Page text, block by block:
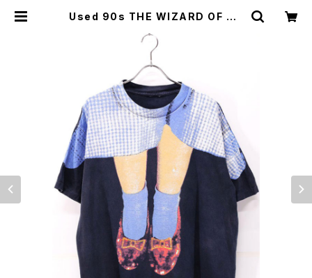
Used 90s THE WIZARD OF OZ
L 相当 古着 | ear vintage&cultu
re store